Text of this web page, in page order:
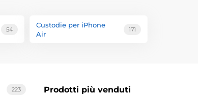
54
Custodie per iPhone
Air
171
Prodotti più venduti
223